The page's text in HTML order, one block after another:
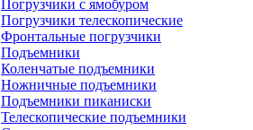
Погрузчики с ямобуром
Погрузчики телескопические
Фронтальные погрузчики
Подъемники
Коленчатые подъемники
Ножничные подъемники
Подъемники пиканиски
Телескопические подъемники